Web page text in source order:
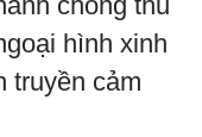
hình xinh
truyền cảm